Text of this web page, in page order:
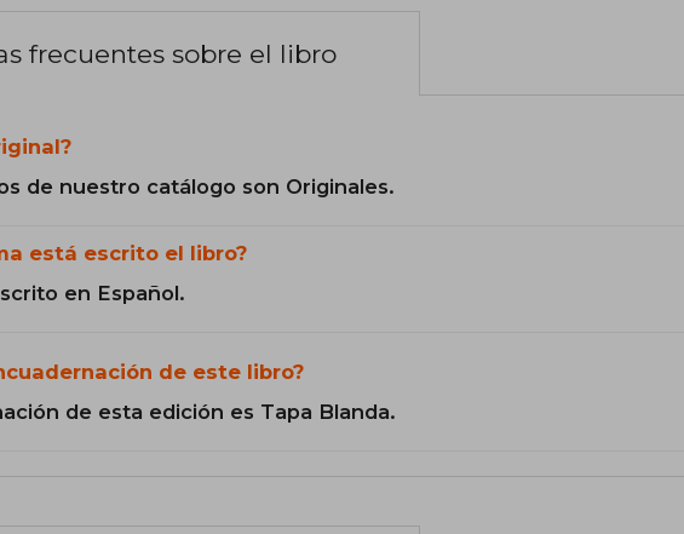
frecuentes sobre el libro
de nuestro catálogo son Originales.
está escrito el libro?
en Español.
de este libro?
de esta edición es Tapa Blanda.